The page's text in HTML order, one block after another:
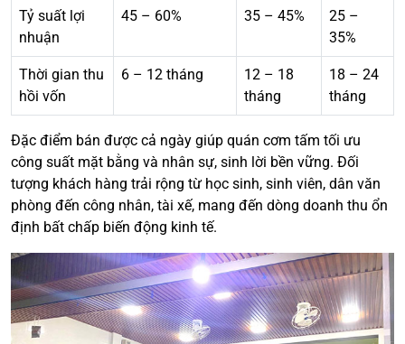
Tỷ suất lợi
nhuận
45 – 60% 35 – 45%
25 –
35%
Thời gian thu
hồi vốn
6 – 12 tháng
12 – 18
tháng
18 – 24
tháng
Đặc điểm bán được cả ngày giúp quán cơm tấm tối ưu
công suất mặt bằng và nhân sự, sinh lời bền vững. Đối
tượng khách hàng trải rộng từ học sinh, sinh viên, dân văn
phòng đến công nhân, tài xế, mang đến dòng doanh thu ổn
định bất chấp biến động kinh tế.